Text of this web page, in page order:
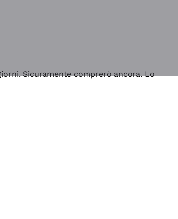
Sicuramente comprerò ancora. Lo